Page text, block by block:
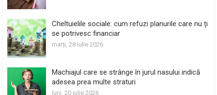
Cheltuielile sociale: cum refuzi planurile care nu ți
se potrivesc financiar
marți, 28 iulie 2026
Machiajul care se strânge în jurul nasului indică
adesea prea multe straturi
luni, 20 iulie 2026